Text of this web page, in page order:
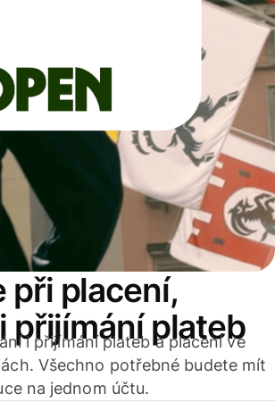
při placení,
přijímání plateb
i přijímání plateb a placení ve
Všechno potřebné budete mít
na jednom účtu.